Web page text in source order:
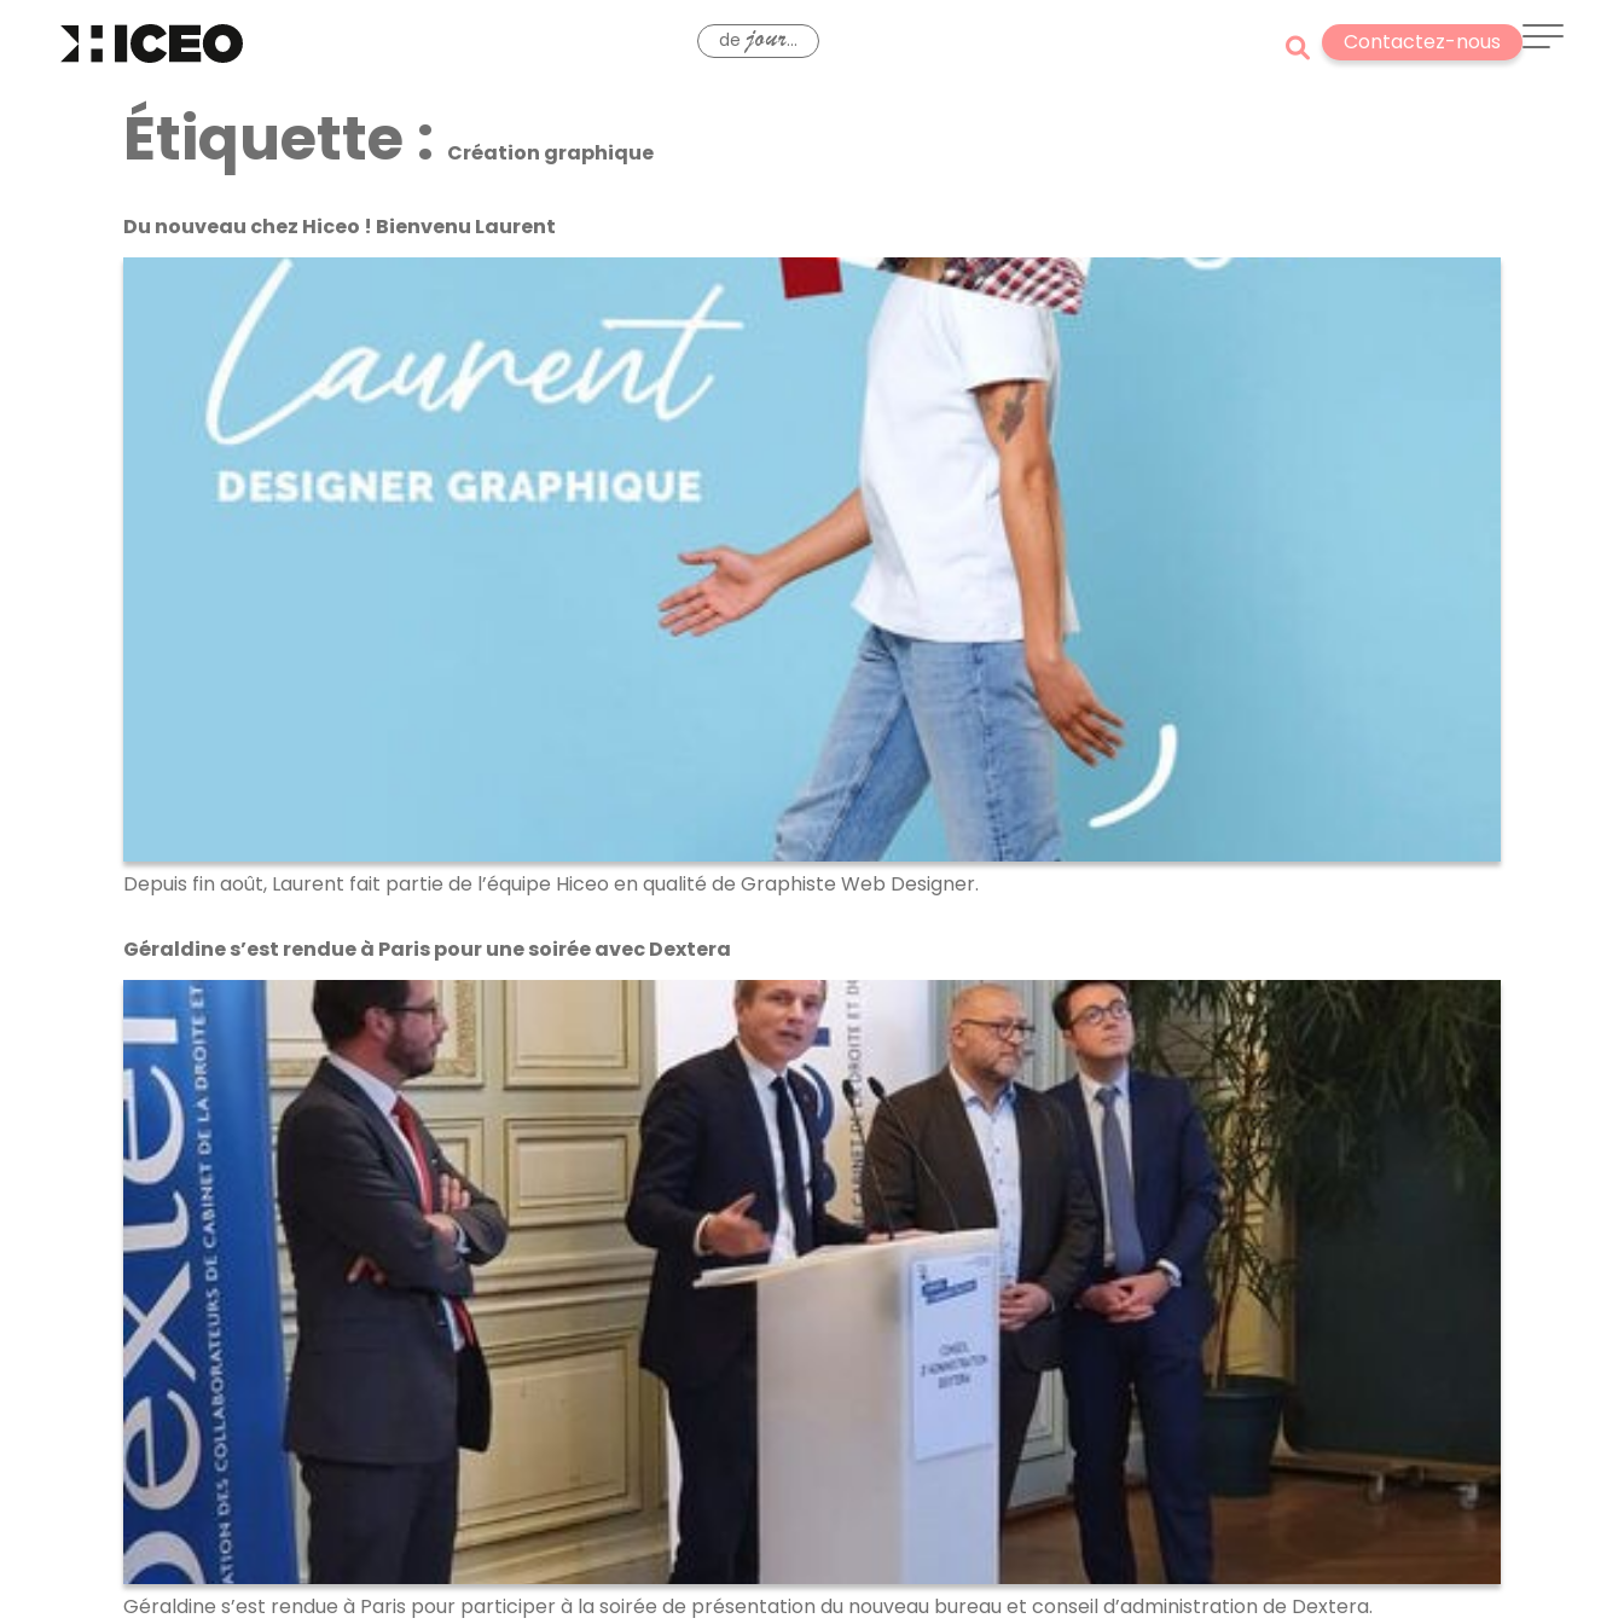
dejour... Contactez-nous
Étiquette : Création graphique
Du nouveau chez Hiceo ! Bienvenu Laurent
Depuis fin août, Laurent fait partie de l’équipe Hiceo en qualité de Graphiste Web Designer.
Géraldine s’est rendue à Paris pour une soirée avec Dextera
Géraldine s’est rendue à Paris pour participer à la soirée de présentation du nouveau bureau et conseil d’administration de Dextera.